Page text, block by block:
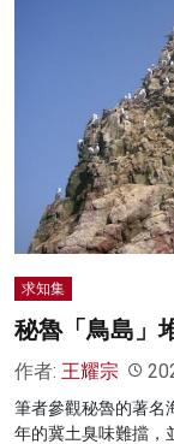
求知集
秘魯「鳥島」
作者: 王耀宗
筆者參觀秘魯的著名
年的冀土臭味難擋，